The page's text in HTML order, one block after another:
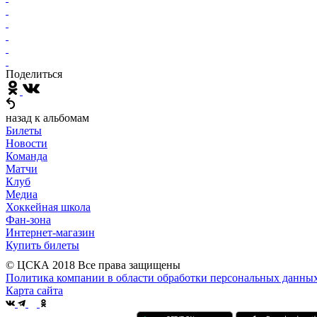
Поделиться
назад к альбомам
Билеты
Новости
Команда
Матчи
Клуб
Медиа
Хоккейная школа
Фан-зона
Интернет-магазин
Купить билеты
© ЦСКА 2018 Все права защищены
Политика компании в области обработки персональных
Карта сайта